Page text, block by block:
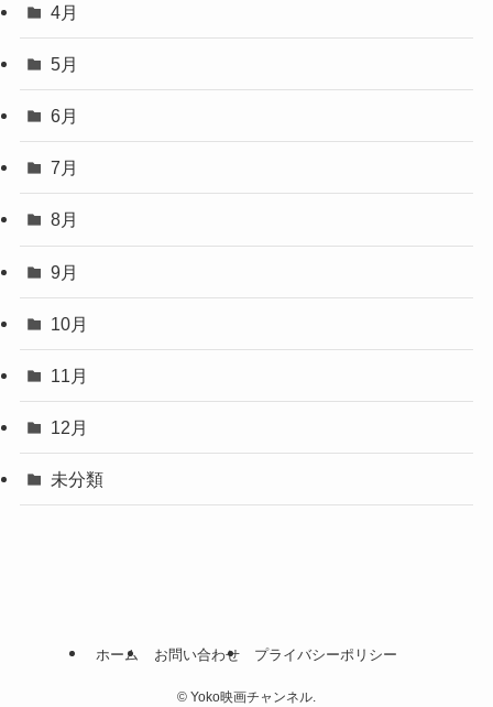
4月
5月
6月
7月
8月
9月
10月
11月
12月
未分類
ホーム お問い合わせ プライバシーポリシー
© Yoko映画チャンネル.